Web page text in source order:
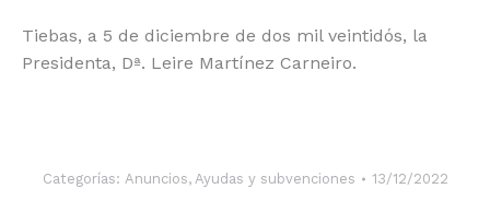
Tiebas, a 5 de diciembre de dos mil veintidós, la
Presidenta, Dª. Leire Martínez Carneiro.
Categorías: Anuncios, Ayudas y subvenciones 13/12/2022